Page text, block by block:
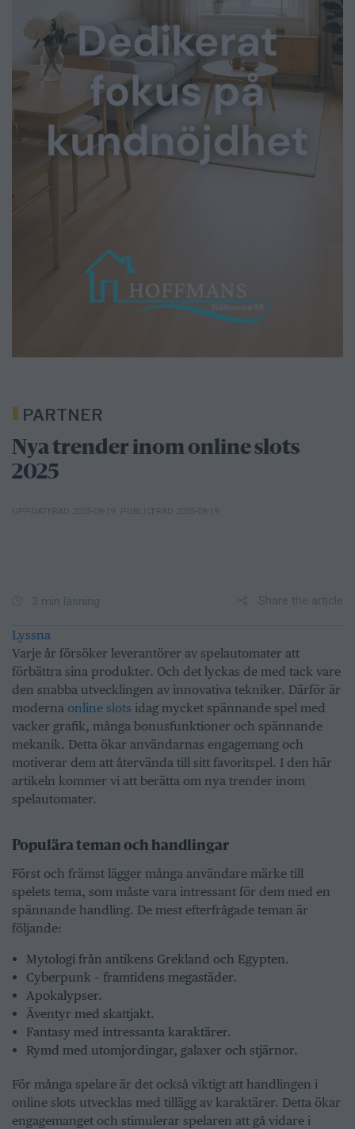
PARTNER
Nya trender inom online slots
2025
UPPDATERAD 2025-08-19 PUBLICERAD 2025-08-19
3 min läsning Share the article
Lyssna
Varje år försöker leverantörer av spelautomater att
förbättra sina produkter. Och det lyckas de med tack vare
den snabba utvecklingen av innovativa tekniker. Därför är
moderna online slots idag mycket spännande spel med
vacker grafik, många bonusfunktioner och spännande
mekanik. Detta ökar användarnas engagemang och
motiverar dem att återvända till sitt favoritspel. I den här
artikeln kommer vi att berätta om nya trender inom
spelautomater.
Populära teman och handlingar
Först och främst lägger många användare märke till
spelets tema, som måste vara intressant för dem med en
spännande handling. De mest efterfrågade teman är
följande:
Mytologi från antikens Grekland och Egypten.
Cyberpunk – framtidens megastäder.
Apokalypser.
Äventyr med skattjakt.
Fantasy med intressanta karaktärer.
Rymd med utomjordingar, galaxer och stjärnor.
För många spelare är det också viktigt att handlingen i
online slots utvecklas med tillägg av karaktärer. Detta ökar
engagemanget och stimulerar spelaren att gå vidare i